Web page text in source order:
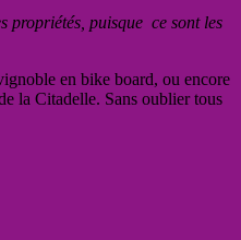
propriétés, puisque ce sont les
en bike board, ou encore
la Citadelle. Sans oublier tous